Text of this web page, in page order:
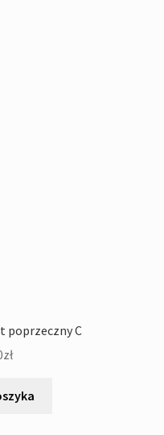
poprzeczny C
zł